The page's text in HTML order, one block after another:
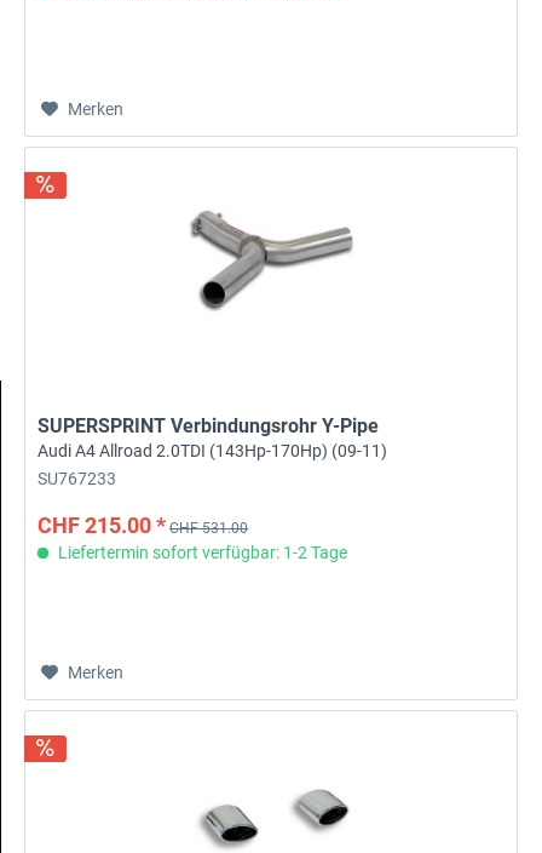
Merken
SUPERSPRINT Verbindungsrohr Y-Pipe
Audi A4 Allroad 2.0TDI (143Hp-170Hp) (09-11)
SU767233
CHF 215.00 * CHF 531.00
Liefertermin sofort verfügbar: 1-2 Tage
Merken